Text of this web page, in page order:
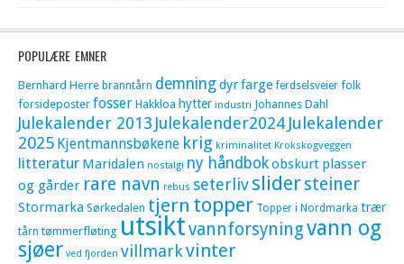
POPULÆRE EMNER
Bernhard Herre branntårn demningdyrfarge ferdselsveier folk
forsideposter fosser Hakkloa hytter industri Johannes Dahl
Julekalender 2013 Julekalender2024 Julekalender
2025 Kjentmannsbøkene krig kriminalitet Krokskogveggen
litteratur Maridalen nostalgi ny håndbokobskurt plasser
og gårder rare navn rebus seterlivslidersteiner
Stormarka Sørkedalen tjern topper Topper i Nordmarka trær
tårn tømmerfløting utsiktvannforsyningvann og
sjøer ved fjorden villmarkvinter